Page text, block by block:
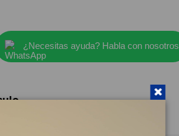
¿Necesitas ayuda? Habla con nosotros